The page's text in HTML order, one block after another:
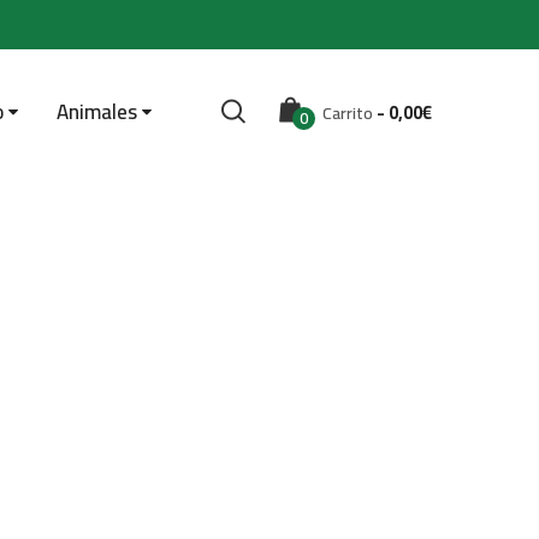
Animales 0 Carrito-0,00€